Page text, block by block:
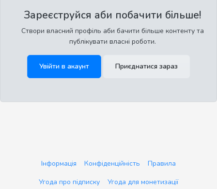
Зареєструйся аби побачити більше!
Створи власний профіль аби бачити більше контенту та
публікувати власні роботи.
Увійти в акаунт Приєднатися зараз
Інформація Конфіденційність
Правила
Угода про підписку
Угода для монетизації